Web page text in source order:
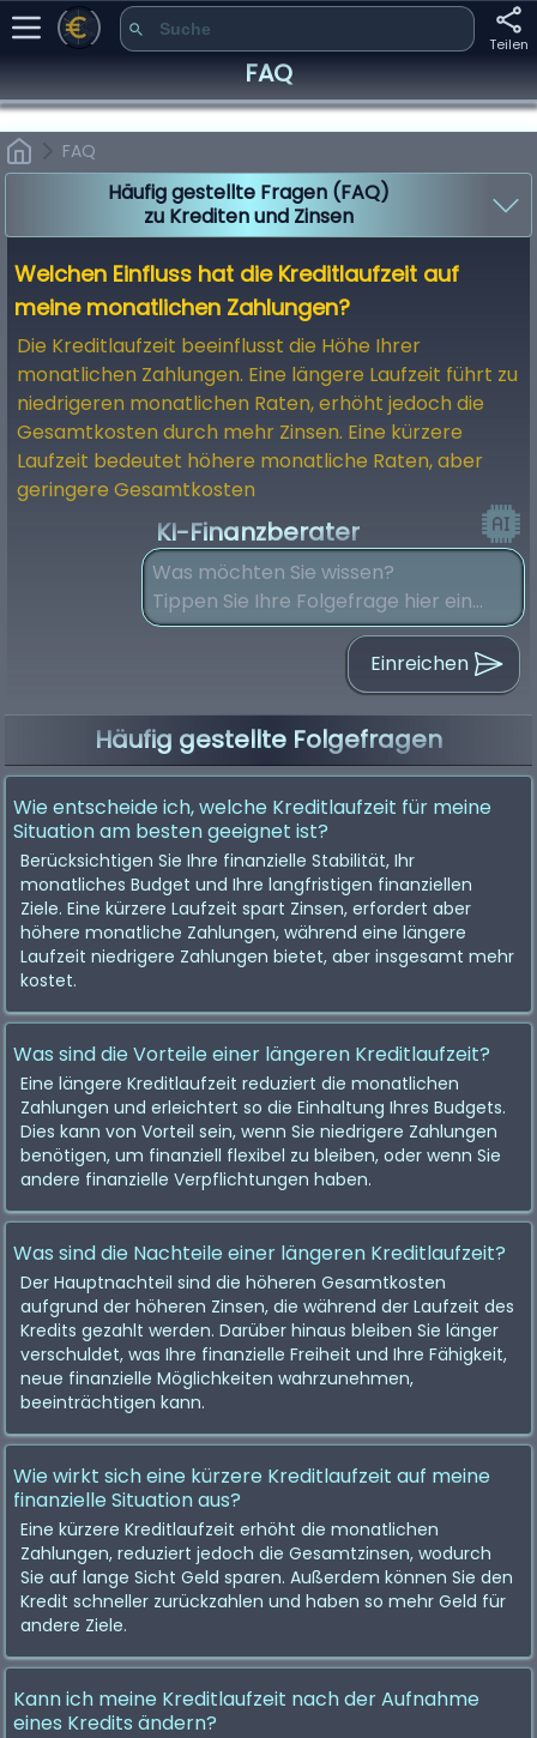
Teilen
FAQ
FAQ
Häufig gestellte Fragen (FAQ)
zu Krediten und Zinsen
Jahreszins“?
Welchen Einfluss hat die Kreditlaufzeit auf
meine monatlichen Zahlungen?
Die Kreditlaufzeit beeinflusst die Höhe Ihrer
monatlichen Zahlungen. Eine längere Laufzeit führt zu
niedrigeren monatlichen Raten, erhöht jedoch die
Gesamtkosten durch mehr Zinsen. Eine kürzere
Laufzeit bedeutet höhere monatliche Raten, aber
geringere Gesamtkosten
KI-Finanzberater
Einreichen
Häufig gestellte Folgefragen
Wie entscheide ich, welche Kreditlaufzeit für meine
Situation am besten geeignet ist?
Berücksichtigen Sie Ihre finanzielle Stabilität, Ihr
monatliches Budget und Ihre langfristigen finanziellen
Ziele. Eine kürzere Laufzeit spart Zinsen, erfordert aber
höhere monatliche Zahlungen, während eine längere
Laufzeit niedrigere Zahlungen bietet, aber insgesamt mehr
kostet.
Was sind die Vorteile einer längeren Kreditlaufzeit?
Eine längere Kreditlaufzeit reduziert die monatlichen
Zahlungen und erleichtert so die Einhaltung Ihres Budgets.
Dies kann von Vorteil sein, wenn Sie niedrigere Zahlungen
benötigen, um finanziell flexibel zu bleiben, oder wenn Sie
andere finanzielle Verpflichtungen haben.
Was sind die Nachteile einer längeren Kreditlaufzeit?
Der Hauptnachteil sind die höheren Gesamtkosten
aufgrund der höheren Zinsen, die während der Laufzeit des
Kredits gezahlt werden. Darüber hinaus bleiben Sie länger
verschuldet, was Ihre finanzielle Freiheit und Ihre Fähigkeit,
neue finanzielle Möglichkeiten wahrzunehmen,
beeinträchtigen kann.
Wie wirkt sich eine kürzere Kreditlaufzeit auf meine
finanzielle Situation aus?
Eine kürzere Kreditlaufzeit erhöht die monatlichen
Zahlungen, reduziert jedoch die Gesamtzinsen, wodurch
Sie auf lange Sicht Geld sparen. Außerdem können Sie den
Kredit schneller zurückzahlen und haben so mehr Geld für
andere Ziele.
Kann ich meine Kreditlaufzeit nach der Aufnahme
eines Kredits ändern?